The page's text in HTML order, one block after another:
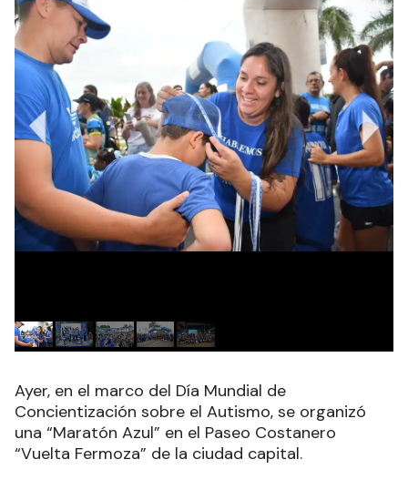
Ayer, en el marco del Día Mundial de
Concientización sobre el Autismo, se organizó
una “Maratón Azul” en el Paseo Costanero
“Vuelta Fermoza” de la ciudad capital.